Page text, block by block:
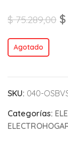
$75.289,00 $
Agotado
SKU: 040-
Categorías: